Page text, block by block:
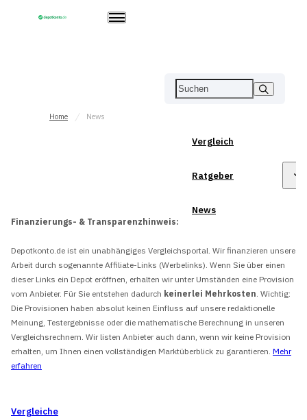
Vergleich
Ratgeber
News
Home News
Finanzierungs- & Transparenzhinweis:
Depotkonto.de ist ein unabhängiges Vergleichsportal. Wir finanzieren unsere
Arbeit durch sogenannte Affiliate-Links (Werbelinks). Wenn Sie über einen
dieser Links ein Depot eröffnen, erhalten wir unter Umständen eine Provision
vom Anbieter. Für Sie entstehen dadurch keinerlei Mehrkosten. Wichtig:
Die Provisionen haben absolut keinen Einfluss auf unsere redaktionelle
Meinung, Testergebnisse oder die mathematische Berechnung in unseren
Vergleichsrechnern. Wir listen Anbieter auch dann, wenn wir keine Provision
erhalten, um Ihnen einen vollständigen Marktüberblick zu garantieren. Mehr
erfahren
Vergleiche